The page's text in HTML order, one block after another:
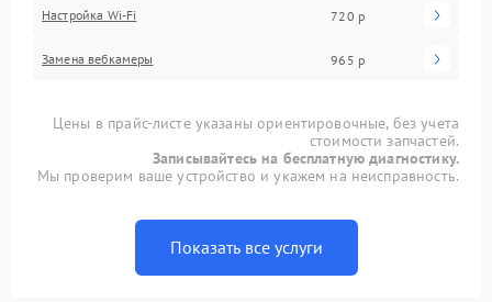
Настройка Wi-Fi 720 р
Замена вебкамеры 965 р
Цены в прайс-листе указаны ориентировочные, без учета
стоимости запчастей.
Записывайтесь на бесплатную диагностику.
Мы проверим ваше устройство и укажем на неисправность.
Показать все услуги